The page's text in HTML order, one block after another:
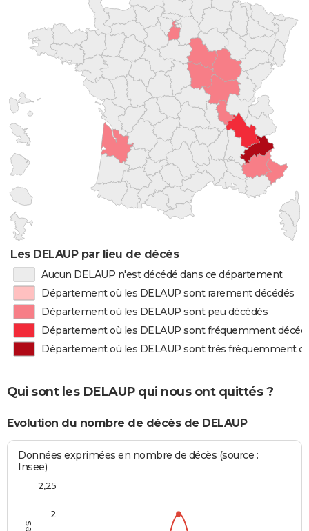
Les DELAUP par lieu de décès
Aucun DELAUP n'est décédé dans ce département
Département où les DELAUP sont rarement décédés
Département où les DELAUP sont peu décédés
Département où les DELAUP sont fréquemment
Département où les DELAUP sont très fréquemment
Qui sont les DELAUP qui nous ont quittés ?
Evolution du nombre de décès de DELAUP
Données exprimées en nombre de décès (source :
Insee)
2
2,25